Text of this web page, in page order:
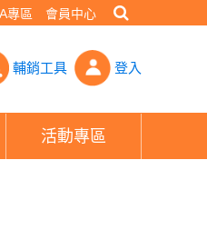
專區 會員中心
輔銷工具 登入
活動專區